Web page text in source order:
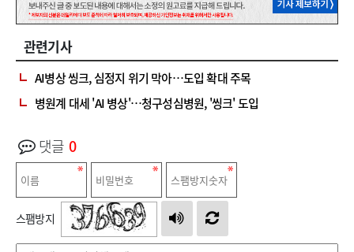
관련기사
AI병상 씽크, 심정지 위기 막아…도입 확대 주목
병원계 대세 'AI 병상'…청구성심병원, '씽크' 도입
댓글 0
스팸방지